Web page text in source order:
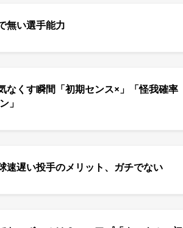
無い選手能力
なくす瞬間「初期センス×」「怪我確率
」
速遅い投手のメリット、ガチでない